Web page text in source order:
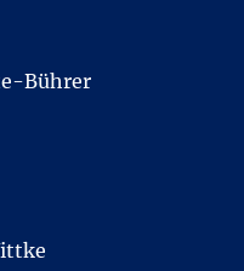
Bührer